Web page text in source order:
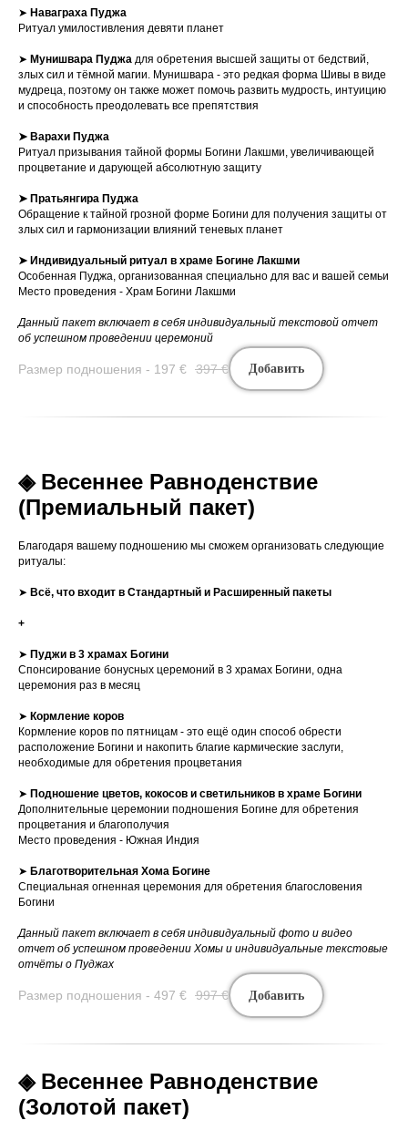
➤ Наваграха Пуджа
Ритуал умилостивления девяти планет
➤ Мунишвара Пуджа для обретения высшей защиты от бедствий,
злых сил и тёмной магии. Мунишвара - это редкая форма Шивы в виде
мудреца, поэтому он также может помочь развить мудрость, интуицию
и способность преодолевать все препятствия
➤ Варахи Пуджа
Ритуал призывания тайной формы Богини Лакшми, увеличивающей
процветание и дарующей абсолютную защиту
➤ Пратьянгира Пуджа
Обращение к тайной грозной форме Богини для получения защиты от
злых сил и гармонизации влияний теневых планет
➤ Индивидуальный ритуал в храме Богине Лакшми
Особенная Пуджа, организованная специально для вас и вашей семьи
Место проведения - Храм Богини Лакшми
Данный пакет включает в себя индивидуальный текстовой отчет
об успешном проведении церемоний
Размер подношения - 197 € 397 € Добавить
◈ Весеннее Равноденствие
(Премиальный пакет)
Благодаря вашему подношению мы сможем организовать следующие
ритуалы:
➤ Всё, что входит в Стандартный и Расширенный пакеты
+
➤ Пуджи в 3 храмах Богини
Спонсирование бонусных церемоний в 3 храмах Богини, одна
церемония раз в месяц
➤ Кормление коров
Кормление коров по пятницам - это ещё один способ обрести
расположение Богини и накопить благие кармические заслуги,
необходимые для обретения процветания
➤ Подношение цветов, кокосов и светильников в храме Богини
Дополнительные церемонии подношения Богине для обретения
процветания и благополучия
Место проведения - Южная Индия
➤ Благотворительная Хома Богине
Специальная огненная церемония для обретения благословения
Богини
Данный пакет включает в себя индивидуальный фото и видео
отчет об успешном проведении Хомы и индивидуальные текстовые
отчёты о Пуджах
Размер подношения - 497 € 997 € Добавить
◈ Весеннее Равноденствие
(Золотой пакет)